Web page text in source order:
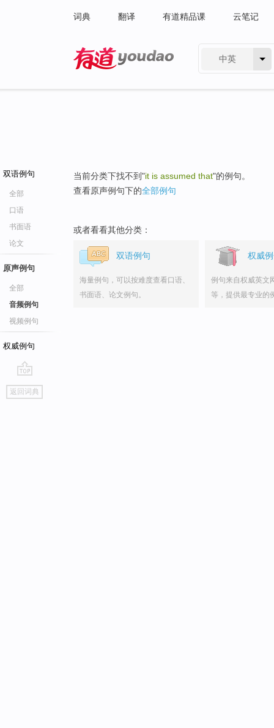
词典 翻译 有道精品课 云笔记
中英
双语例句
全部
口语
书面语
论文
原声例句
全部
音频例句
视频例句
权威例句
go
top
返回词典
当前分类下找不到"it is assumed that"的例句。
查看原声例句下的全部例句
或者看看其他分类：
双语例句
海量例句，可以按难度查看口语、
书面语、论文例句。
权威
例句来自权威英文
等，提供最专业的